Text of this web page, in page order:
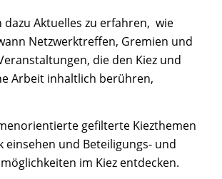
dazu Aktuelles zu erfahren, wie
Netzwerktreffen, Gremien und
die den Kiez und
Arbeit inhaltlich berühren,
gefilterte Kiezthemen
einsehen und Beteiligungs- und
im Kiez entdecken.